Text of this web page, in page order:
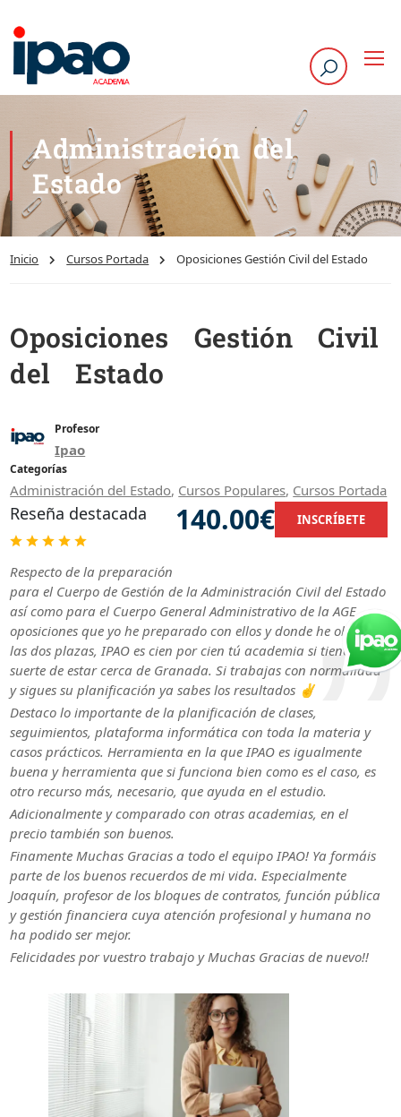
Administración del
Estado
Inicio Cursos Portada Oposiciones Gestión Civil del Estado
Oposiciones Gestión Civil
del Estado
Profesor
Ipao
Categorías
Administración del Estado, Cursos Populares, Cursos Portada
140.00€ INSCRÍBETE
Reseña destacada
Respecto de la preparación
para el Cuerpo de Gestión de la Administración Civil del Estado
así como para el Cuerpo General Administrativo de la AGE,
oposiciones que yo he preparado con ellos y donde he obtenido
las dos plazas, IPAO es cien por cien tú academia si tienes la
suerte de estar cerca de Granada. Si trabajas con normalidad
y sigues su planificación ya sabes los resultados ✌️
Destaco lo importante de la planificación de clases,
seguimientos, plataforma informática con toda la materia y
casos prácticos. Herramienta en la que IPAO es igualmente
buena y herramienta que si funciona bien como es el caso, es
otro recurso más, necesario, que ayuda en el estudio.
Adicionalmente y comparado con otras academias, en el
precio también son buenos.
Finamente Muchas Gracias a todo el equipo IPAO! Ya formáis
parte de los buenos recuerdos de mi vida. Especialmente
Joaquín, profesor de los bloques de contratos, función pública
y gestión financiera cuya atención profesional y humana no
ha podido ser mejor.
Felicidades por vuestro trabajo y Muchas Gracias de nuevo!!